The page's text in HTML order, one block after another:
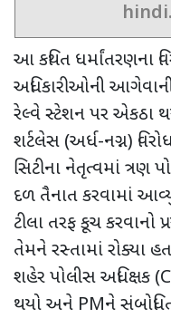
આ કથિત ધર્માંતરણના
અધિકારીઓની
રેલ્વે સ્ટેશન પર એકઠા
શર્ટલેસ (અર્ધ-નગ્ન)
સિટીના નેતૃત્વમાં ત્રણ
દળ તૈનાત કરવામાં
ટીલા તરફ કૂચ કરવાનો
તેમને રસ્તામાં રોક્યા
શહેર પોલીસ અધિક્ષક (
થયો અને PMને